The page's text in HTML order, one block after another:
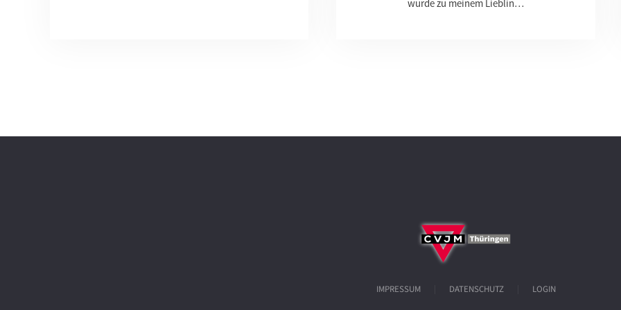
wurde zu meinem Lieblin…
IMPRESSUM DATENSCHUTZ LOGIN